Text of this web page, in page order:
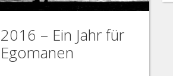
2016 – Ein Jahr für
Egomanen